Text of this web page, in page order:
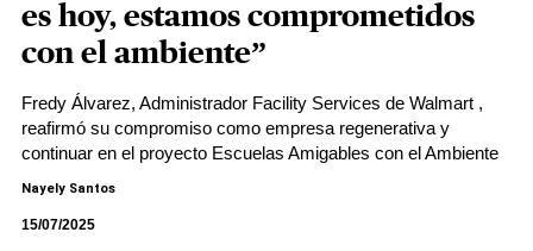
es hoy, estamos comprometidos
con el ambiente”
Fredy Álvarez, Administrador Facility Services de Walmart ,
reafirmó su compromiso como empresa regenerativa y
continuar en el proyecto Escuelas Amigables con el Ambiente
Nayely Santos
15/07/2025